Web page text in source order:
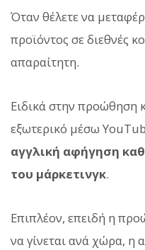
Όταν θέλετε να
προϊόντος σε διεθνές
απαραίτητη.
Ειδικά στην προώθηση
εξωτερικό μέσω
αγγλική αφήγηση
του μάρκετινγκ.
Επιπλέον, επειδή η
να γίνεται ανά χώρα, η